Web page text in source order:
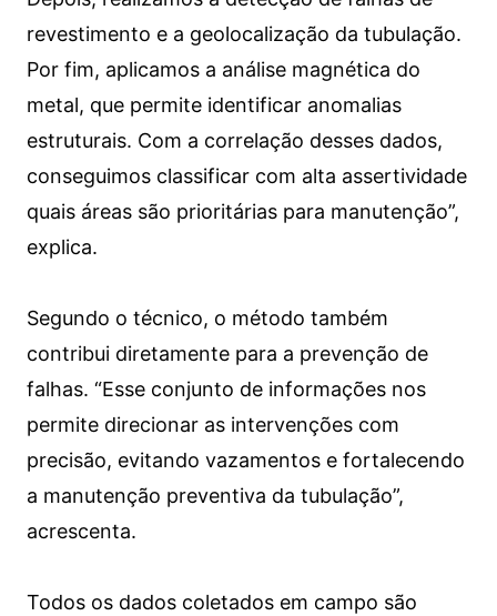
revestimento e a geolocalização da tubulação.
Por fim, aplicamos a análise magnética do
metal, que permite identificar anomalias
estruturais. Com a correlação desses dados,
conseguimos classificar com alta assertividade
quais áreas são prioritárias para manutenção”,
explica.
Segundo o técnico, o método também
contribui diretamente para a prevenção de
falhas. “Esse conjunto de informações nos
permite direcionar as intervenções com
precisão, evitando vazamentos e fortalecendo
a manutenção preventiva da tubulação”,
acrescenta.
Todos os dados coletados em campo são